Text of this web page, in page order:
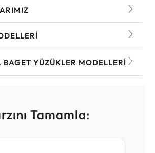
YÜZÜKLER MODELLERI
Tamamla: